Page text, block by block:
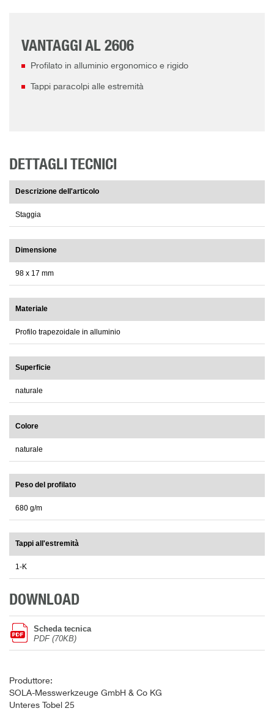
VANTAGGI AL 2606
Profilato in alluminio ergonomico e rigido
Tappi paracolpi alle estremità
DETTAGLI TECNICI
Descrizione dell'articolo
Staggia
Dimensione
98 x 17 mm
Materiale
Profilo trapezoidale in alluminio
Superficie
naturale
Colore
naturale
Peso del profilato
680 g/m
Tappi all'estremità
1-K
DOWNLOAD
Scheda tecnica
PDF (70KB)
Produttore:
SOLA-Messwerkzeuge GmbH & Co KG
Unteres Tobel 25